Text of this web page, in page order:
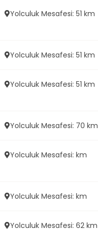
Yolculuk Mesafesi: 51 km
Yolculuk Mesafesi: 51 km
Yolculuk Mesafesi: 51 km
Yolculuk Mesafesi: 70 km
Yolculuk Mesafesi: km
Yolculuk Mesafesi: km
Yolculuk Mesafesi: 62 km